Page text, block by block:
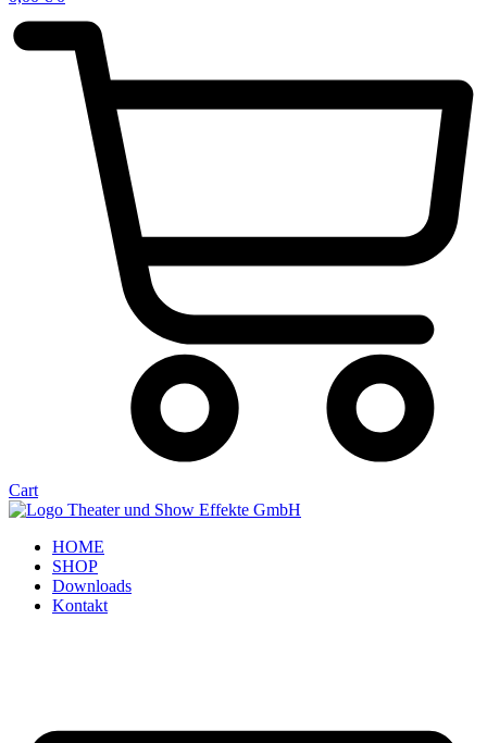
Cart
HOME
SHOP
Downloads
Kontakt